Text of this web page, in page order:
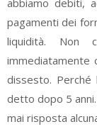
abbiamo debiti,
pagamenti dei
liquidità. Non
immediatamente
dissesto.
detto dopo 5
mai risposta